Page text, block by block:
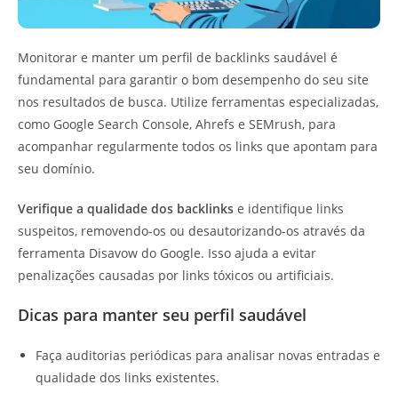
Monitorar e manter um perfil de backlinks saudável é
fundamental para garantir o bom desempenho do seu site
nos resultados de busca. Utilize ferramentas especializadas,
como Google Search Console, Ahrefs e SEMrush, para
acompanhar regularmente todos os links que apontam para
seu domínio.
Verifique a qualidade dos backlinks e identifique links
suspeitos, removendo-os ou desautorizando-os através da
ferramenta Disavow do Google. Isso ajuda a evitar
penalizações causadas por links tóxicos ou artificiais.
Dicas para manter seu perfil saudável
Faça auditorias periódicas para analisar novas entradas e
qualidade dos links existentes.